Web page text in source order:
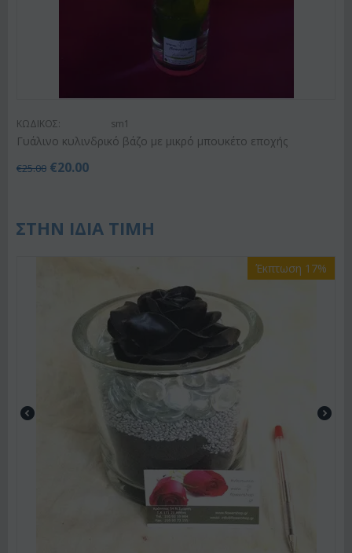
ΚΩΔΙΚΟΣ: sm1
Γυάλινο κυλινδρικό βάζο με μικρό μπουκέτο εποχής
€25.00 €20.00
ΣΤΗΝ ΙΔΙΑ ΤΙΜΗ
Έκπτωση 17%